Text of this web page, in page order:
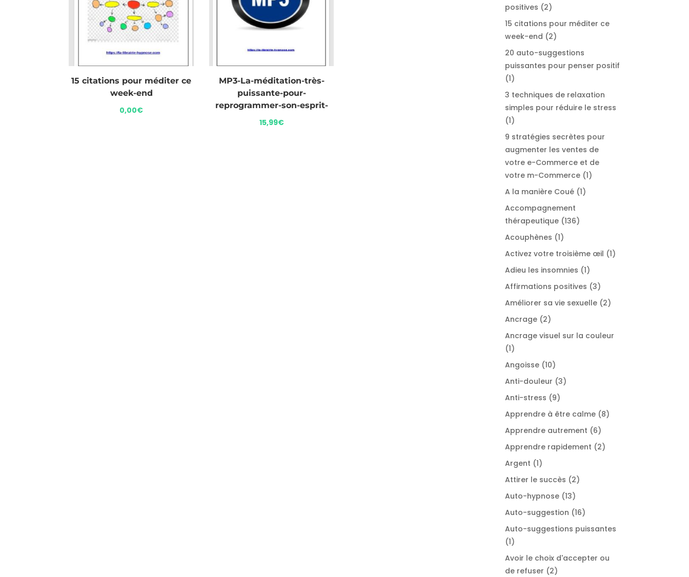
15 citations pour méditer ce
week-end
0,00€
MP3-La-méditation-très-
puissante-pour-
reprogrammer-son-esprit-
15,99€
positives
22
produits
15 citations pour méditer ce
week-end
22
produits
20 auto-suggestions
puissantes pour penser positif
11
produit
3 techniques de relaxation
simples pour réduire le stress
11
produit
9 stratégies secrètes pour
augmenter les ventes de
votre e-Commerce et de
votre m-Commerce 11
A la manière Coué 11
Accompagnement
thérapeutique 136136
Acouphènes 11
produit
Activez votre troisième œil 11
Adieu les insomnies 11
produit
Affirmations positives 33
produits
Améliorer sa vie sexuelle 22
Ancrage 22
produits
Ancrage visuel sur la couleur
11
produit
Angoisse 1010
produits
Anti-douleur 33
Anti-stress 99
produits
Apprendre à être calme 88
Apprendre autrement 66
produits
Apprendre rapidement 22
Argent 11
produit
Attirer le succès 22
Auto-hypnose 1313
produits
Auto-suggestion 1616
produits
Auto-suggestions puissantes
11
produit
Avoir le choix d'accepter ou
de refuser
22